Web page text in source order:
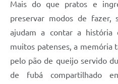
Mais do que pratos e
preservar modos de fazer,
ajudam a contar a história
muitos patenses, a memória
pelo pão de queijo servido
de fubá compartilhado